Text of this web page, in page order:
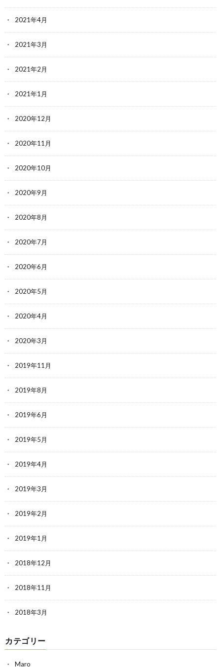
2021年4月
2021年3月
2021年2月
2021年1月
2020年12月
2020年11月
2020年10月
2020年9月
2020年8月
2020年7月
2020年6月
2020年5月
2020年4月
2020年3月
2019年11月
2019年8月
2019年6月
2019年5月
2019年4月
2019年3月
2019年2月
2019年1月
2018年12月
2018年11月
2018年3月
カテゴリー
Maro